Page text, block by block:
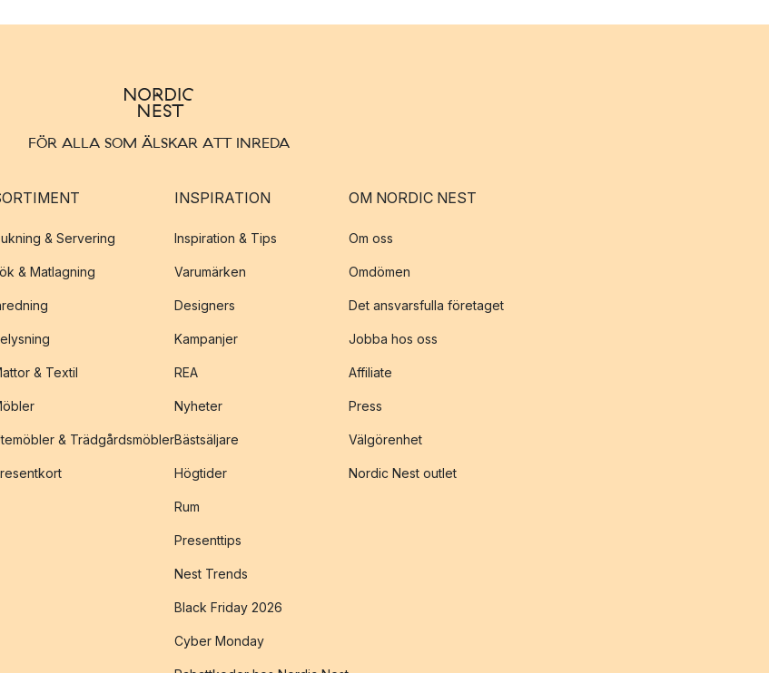
FÖR ALLA SOM ÄLSKAR ATT INREDA
& Servering
& Matlagning
& Textil
& Trädgårdsmöbler
INSPIRATION
Inspiration & Tips
Varumärken
Designers
Kampanjer
REA
Nyheter
Bästsäljare
Högtider
Rum
Presenttips
Nest Trends
Black Friday 2026
Cyber Monday
OM NORDIC NEST
Om oss
Omdömen
Det ansvarsfulla företaget
Jobba hos oss
Affiliate
Press
Välgörenhet
Nordic Nest outlet